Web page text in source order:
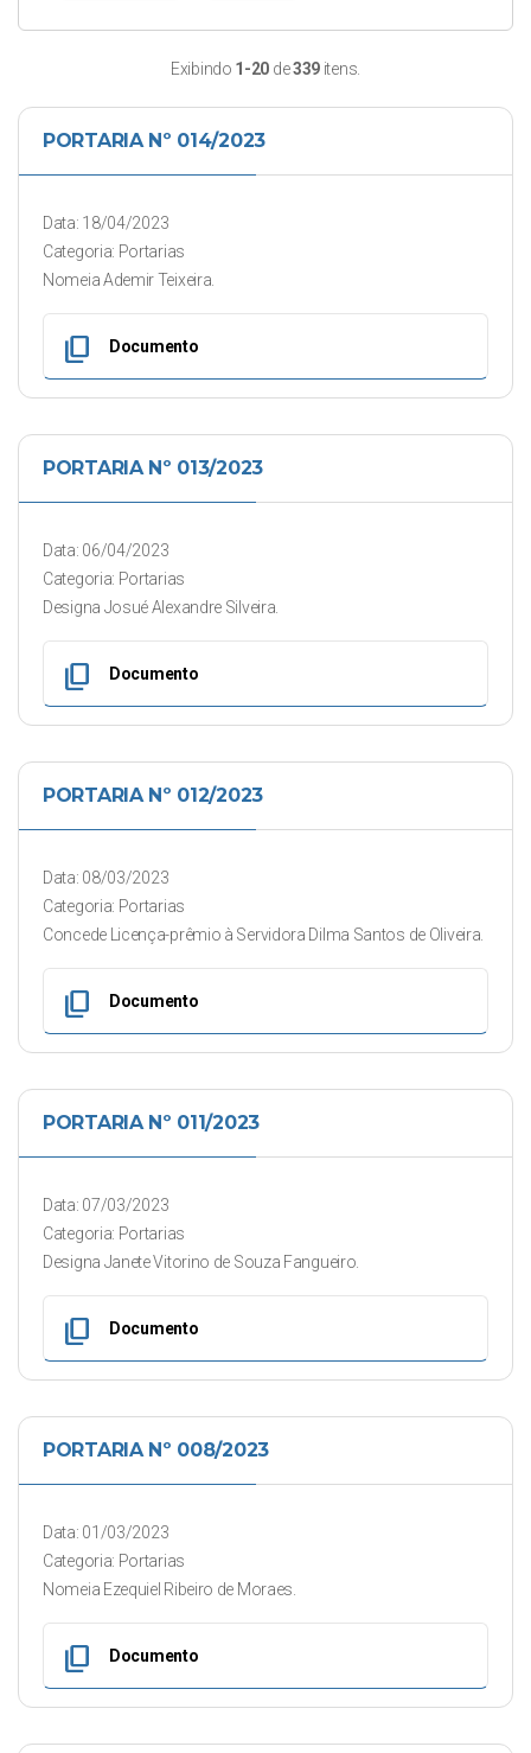
Exibindo 1-20 de339 itens.
PORTARIA Nº 014/2023
Data: 18/04/2023
Categoria: Portarias
Nomeia Ademir Teixeira.
content_copy Documento
PORTARIA Nº 013/2023
Data: 06/04/2023
Categoria: Portarias
Designa Josué Alexandre Silveira.
content_copy Documento
PORTARIA Nº 012/2023
Data: 08/03/2023
Categoria: Portarias
Concede Licença-prêmio à Servidora Dilma Santos de Oliveira.
content_copy Documento
PORTARIA Nº 011/2023
Data: 07/03/2023
Categoria: Portarias
Designa Janete Vitorino de Souza Fangueiro.
content_copy Documento
PORTARIA Nº 008/2023
Data: 01/03/2023
Categoria: Portarias
Nomeia Ezequiel Ribeiro de Moraes.
content_copy Documento